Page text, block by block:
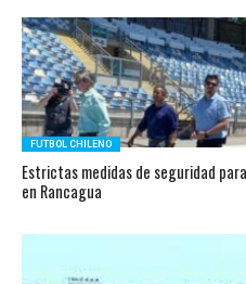
FUTBOL CHILENO
Estrictas medidas de seguridad
en Rancagua